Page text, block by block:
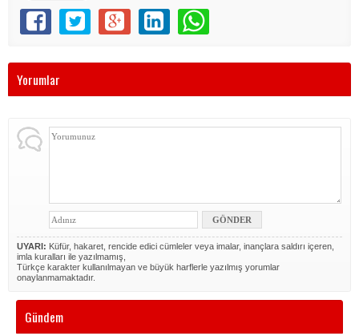
Yorumlar
UYARI: Küfür, hakaret, rencide edici cümleler veya imalar, inançlara saldırı içeren,
imla kuralları ile yazılmamış,
Türkçe karakter kullanılmayan ve büyük harflerle yazılmış yorumlar
onaylanmamaktadır.
Gündem